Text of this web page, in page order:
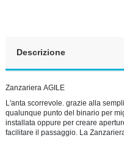
Descrizione
Zanzariera AGILE
L'anta scorrevole. grazie alla
qualunque punto del binario per
installata oppure per creare
facilitare il passaggio. La